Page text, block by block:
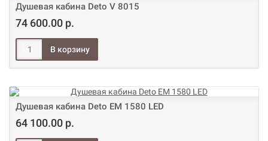
Душевая кабина Deto V 8015
74 600.00 р.
Душевая кабина Deto ЕМ 1580 LED
64 100.00 р.